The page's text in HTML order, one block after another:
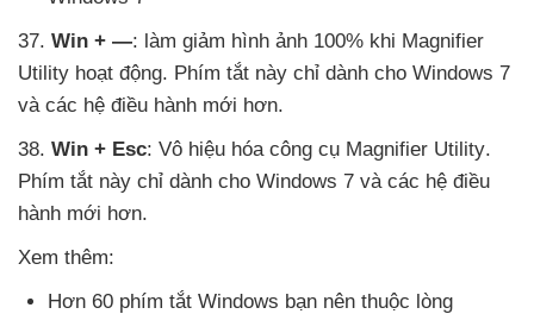
37. Win + —: làm giảm hình ảnh 100% khi Magnifier
Utility hoạt động. Phím tắt này chỉ dành cho Windows 7
và các hệ điều hành mới hơn.
38. Win + Esc: Vô hiệu hóa công cụ Magnifier Utility.
Phím tắt này chỉ dành cho Windows 7 và các hệ điều
hành mới hơn.
Xem thêm:
Hơn 60 phím tắt Windows bạn nên thuộc lòng